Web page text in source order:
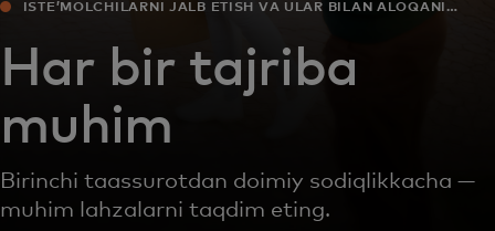
ISTEʼMOLCHILARNI JALB ETISH VA ULAR BILAN ALOQANI
Har bir tajriba
muhim
Birinchi taassurotdan doimiy sodiqlikkacha —
muhim lahzalarni taqdim eting.